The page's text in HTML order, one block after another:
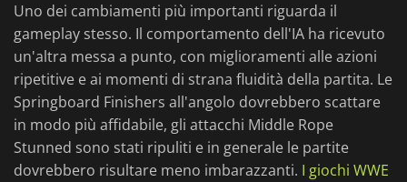
Uno dei cambiamenti più importanti riguarda il
gameplay stesso. Il comportamento dell'IA ha ricevuto
un'altra messa a punto, con miglioramenti alle azioni
ripetitive e ai momenti di strana fluidità della partita. Le
Springboard Finishers all'angolo dovrebbero scattare
in modo più affidabile, gli attacchi Middle Rope
Stunned sono stati ripuliti e in generale le partite
dovrebbero risultare meno imbarazzanti. I giochi WWE